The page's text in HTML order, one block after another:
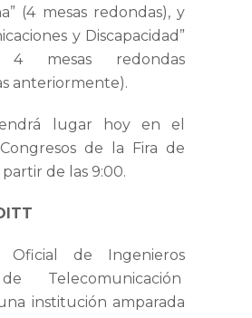
(4 mesas redondas), y
y Discapacidad”
mesas redondas
anteriormente).
lugar hoy en el
de la Fira de
de las 9:00.
Oficial de Ingenieros
Telecomunicación
institución amparada